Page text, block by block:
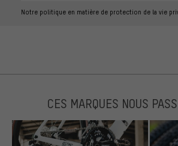
Notre politique en matière de protection de la vie
CES MARQUES NOUS